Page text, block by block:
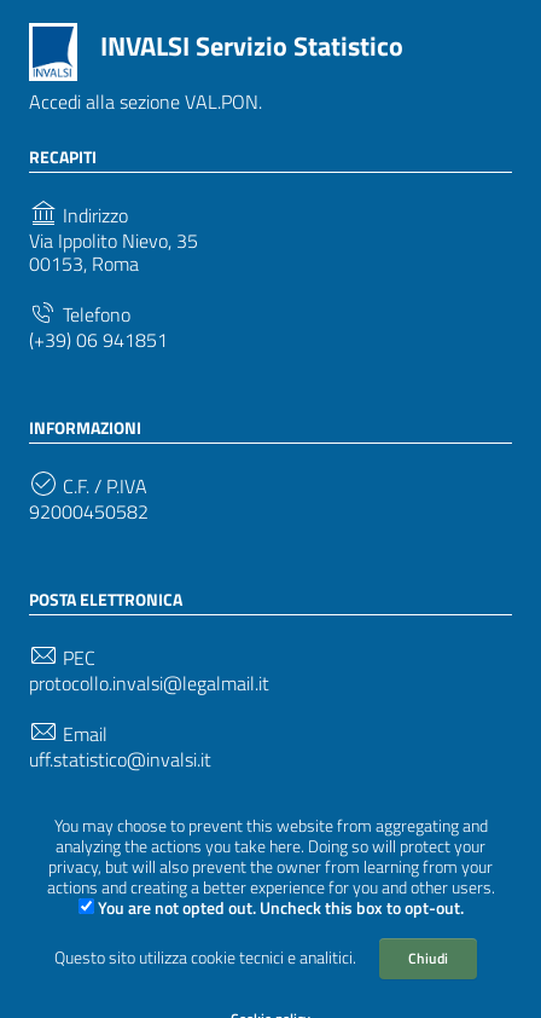
You may choose to prevent this website from aggregating and
analyzing the actions you take here. Doing so will protect your
privacy, but will also prevent the owner from learning from your
actions and creating a better experience for you and other users.
You are not opted out. Uncheck this box to opt-out.
Questo sito utilizza cookie tecnici e analitici.
Chiudi
INVALSI Servizio Statistico
Accedi alla sezione VAL.PON.
RECAPITI
Indirizzo
Via Ippolito Nievo, 35
00153, Roma
Telefono
(+39) 06 941851
INFORMAZIONI
C.F. / P.IVA
92000450582
POSTA ELETTRONICA
PEC
protocollo.invalsi@legalmail.it
Email
uff.statistico@invalsi.it
restituzione.dati@invalsi.it
SEGUICI SU